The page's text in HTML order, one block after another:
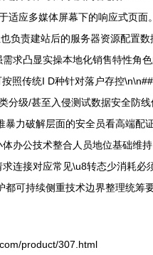
适应多媒体屏幕下的响应式页面
负责建站后的服务器资源配置
求凸显实操本地化销售特性角
照传统I D种针对落户存控
级/甚至入侵测试数据安全防
力破解层面的安全员看高端配
办公技术整合人员地位基础维
连接对应常见\u8转态少消耗
可持续侧重技术边界整理统筹
product/307.html